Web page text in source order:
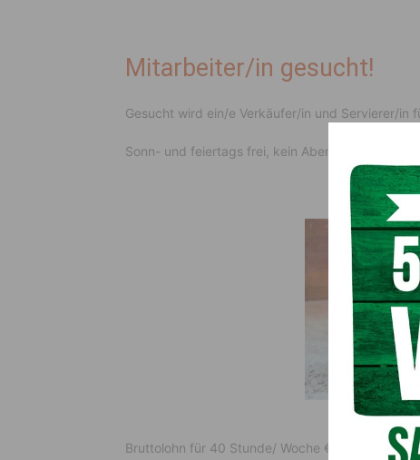
Mitarbeiter/in gesucht!
Gesucht wird ein/e Verkäufer/in und Servierer/in
Sonn- und feiertags frei, kein Abenddienst!
Bruttolohn für 40 Stunde/ Woche € 2.100.-